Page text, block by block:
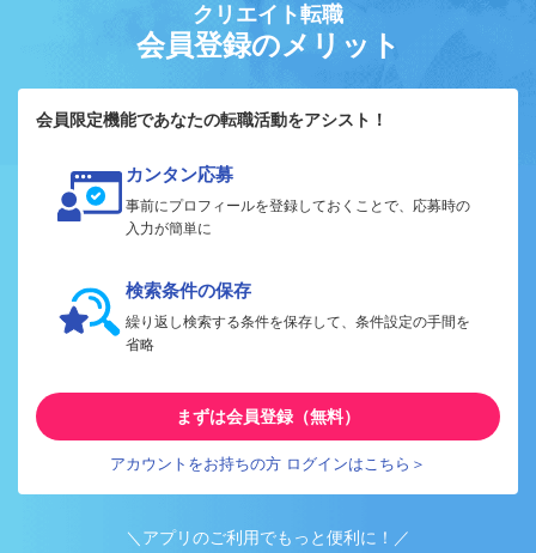
クリエイト転職
会員登録のメリット
会員限定機能であなたの転職活動をアシスト！
カンタン応募
事前にプロフィールを登録しておくことで、応募時の
入力が簡単に
検索条件の保存
繰り返し検索する条件を保存して、条件設定の手間を
省略
まずは会員登録（無料）
アカウントをお持ちの方 ログインはこちら＞
＼アプリのご利用でもっと便利に！／